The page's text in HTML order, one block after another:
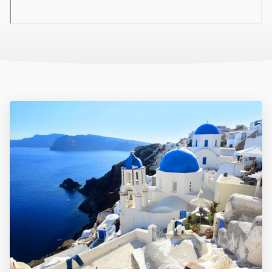
biztosítását a szálloda - előzetes bejelentés nélkül - bármikor
szüneteltetheti (pl. szezonalitás, időjárási viszonyok, vis major,
stb.)
Szállás
Modernül berendezett, felújított kétágyas, erkélyes, kertre néző
stúdiók, melyben felszerelt konyhasarok (hűtő, tea- és kávéfőző,
főzőlap, elektromos vízforraló, tányérok és evőeszközök a
stúdióban elhelyezhető létszámra), fürdőszoba törölközővel és
hajszárítóval (zuhanyzós), egyénileg szabályozható
légkondicionáló, televízió található. Ágyneműt és törölközőt